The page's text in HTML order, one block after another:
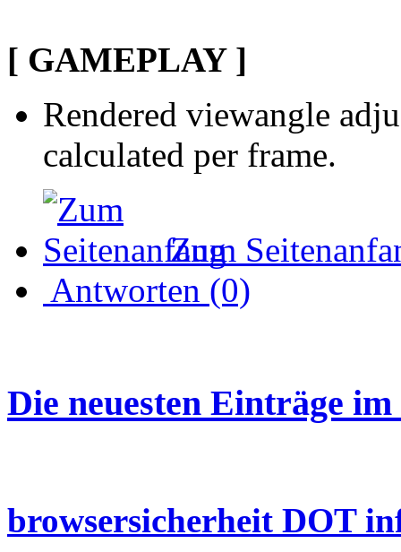
[ GAMEPLAY ]
Rendered viewangle
calculated per frame.
Zum
Antworten (0)
Die neuesten Einträge
browsersicherheit DOT